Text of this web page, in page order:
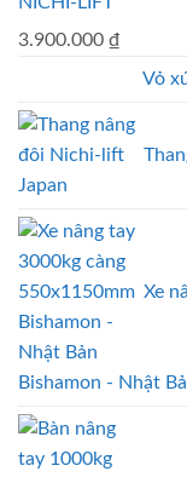
3.900.000 ₫
Vỏ
Xe
Bishamon - Nhật